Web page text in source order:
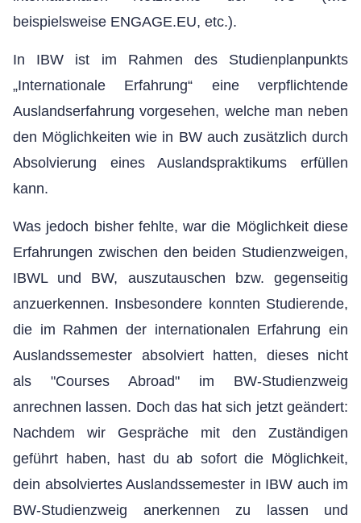
beispielsweise ENGAGE.EU, etc.).
In IBW ist im Rahmen des Studienplanpunkts
„Internationale Erfahrung“ eine verpflichtende
Auslandserfahrung vorgesehen, welche man neben
den Möglichkeiten wie in BW auch zusätzlich durch
Absolvierung eines Auslandspraktikums erfüllen
kann.
Was jedoch bisher fehlte, war die Möglichkeit diese
Erfahrungen zwischen den beiden Studienzweigen,
IBWL und BW, auszutauschen bzw. gegenseitig
anzuerkennen. Insbesondere konnten Studierende,
die im Rahmen der internationalen Erfahrung ein
Auslandssemester absolviert hatten, dieses nicht
als "Courses Abroad" im BW-Studienzweig
anrechnen lassen. Doch das hat sich jetzt geändert:
Nachdem wir Gespräche mit den Zuständigen
geführt haben, hast du ab sofort die Möglichkeit,
dein absolviertes Auslandssemester in IBW auch im
BW-Studienzweig anerkennen zu lassen und